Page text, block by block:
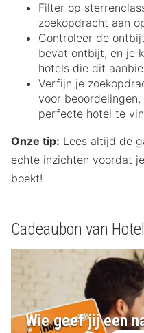
Filter op
zoekopdracht aan
Controleer de
bevat ontbijt, en je
hotels die dit
Verfijn je
voor
perfecte hotel te
Onze tip: Lees altijd de
echte inzichten voordat
boekt!
Cadeaubon van
Wie geef jij een